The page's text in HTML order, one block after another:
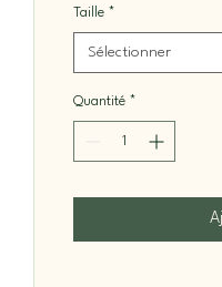
Taille *
Sélectionner
Quantité *